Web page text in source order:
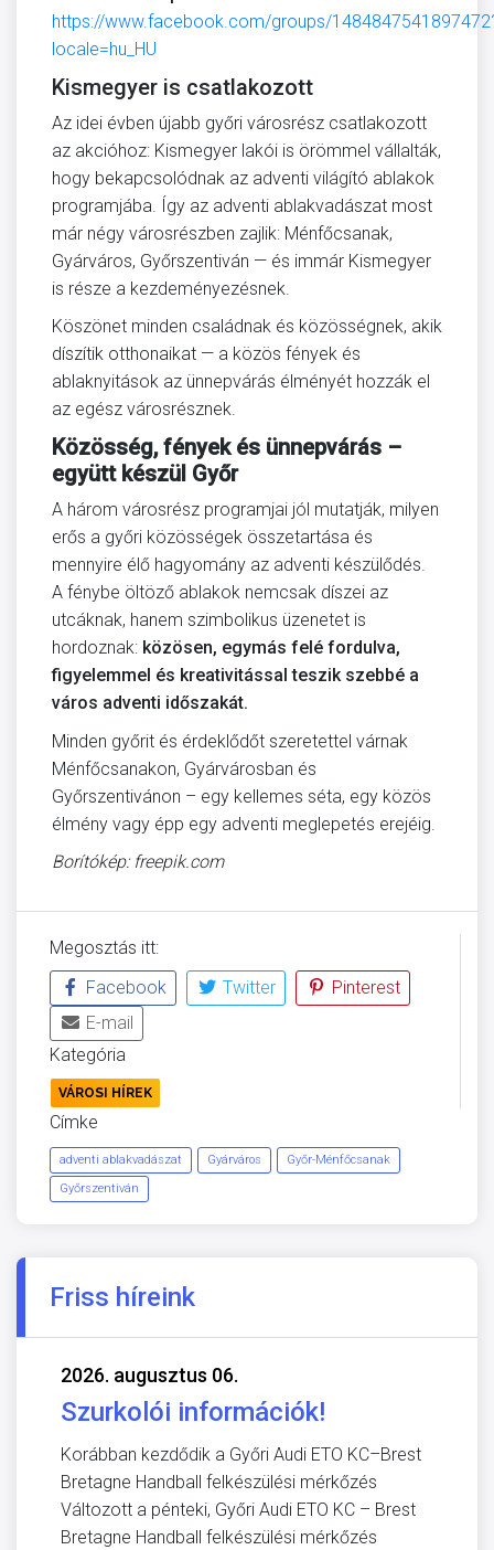
https://www.facebook.com/groups/
locale=hu_HU
Kismegyer is csatlakozott
Az idei évben újabb győri városrész csatlakozott
az akcióhoz: Kismegyer lakói is örömmel vállalták,
hogy bekapcsolódnak az adventi világító ablakok
programjába. Így az adventi ablakvadászat most
már négy városrészben zajlik: Ménfőcsanak,
Gyárváros, Győrszentiván — és immár Kismegyer
is része a kezdeményezésnek.
Köszönet minden családnak és közösségnek, akik
díszítik otthonaikat — a közös fények és
ablaknyitások az ünnepvárás élményét hozzák el
az egész városrésznek.
Közösség, fények és ünnepvárás –
együtt készül Győr
A három városrész programjai jól mutatják, milyen
erős a győri közösségek összetartása és
mennyire élő hagyomány az adventi készülődés.
A fénybe öltöző ablakok nemcsak díszei az
utcáknak, hanem szimbolikus üzenetet is
hordoznak: közösen, egymás felé fordulva,
figyelemmel és kreativitással teszik szebbé a
város adventi időszakát.
Minden győrit és érdeklődőt szeretettel várnak
Ménfőcsanakon, Gyárvárosban és
Győrszentivánon – egy kellemes séta, egy közös
élmény vagy épp egy adventi meglepetés erejéig.
Borítókép: freepik.com
Megosztás itt:
Facebook
Twitter
Pinterest
E-mail
Kategória
VÁROSI HÍREK
Címke
adventi ablakvadászat Gyárváros
Győr-Ménfőcsanak
Győrszentiván
Friss híreink
2026. augusztus 06.
Szurkolói információk!
Korábban kezdődik a Győri Audi ETO KC–Brest
Bretagne Handball felkészülési mérkőzés
Változott a pénteki, Győri Audi ETO KC – Brest
Bretagne Handball felkészülési mérkőzés